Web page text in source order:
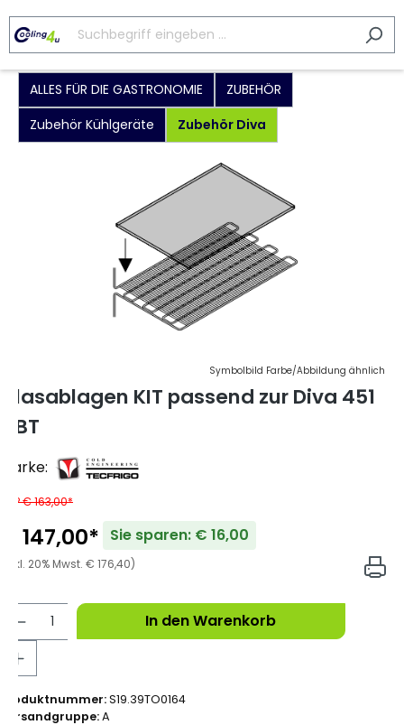
ALLES FÜR DIE GASTRONOMIE
ZUBEHÖR
Zubehör Kühlgeräte
Zubehör Diva
Symbolbild Farbe/Abbildung ähnlich
Glasablagen KIT passend zur Diva 451
GBT
Marke:
UVP € 163,00*
€ 147,00* Sie sparen: € 16,00
(inkl. 20% Mwst. € 176,40)
In den Warenkorb
Produktnummer:S19.39TO0164
Versandgruppe:A